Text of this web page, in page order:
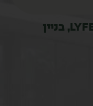
הירקון 5, בני ברק מגדל LYFE, בניין